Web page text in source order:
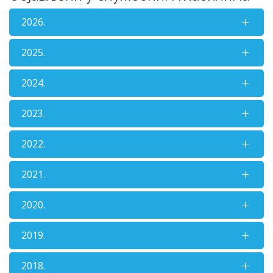
2026.
2025.
2024.
2023.
2022.
2021.
2020.
2019.
2018.